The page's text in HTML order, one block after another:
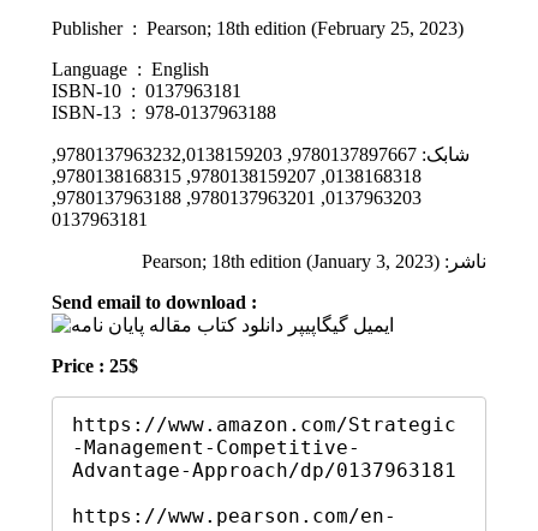
Publisher ‏ : ‎ Pearson; 18th edition (February 25, 2023)
Language ‏ : ‎ English
ISBN-10 ‏ : ‎ 0137963181
ISBN-13 ‏ : ‎ 978-0137963188
شابک: 9780137897667, 9780137963232,0138159203,
0138168318, 9780138159207, 9780138168315,
0137963203, 9780137963201, 9780137963188,
0137963181
ناشر: Pearson; 18th edition (January 3, 2023)
Send email to download :
Price : 25$
https://www.amazon.com/Strategic
-Management-Competitive-
Advantage-Approach/dp/0137963181
https://www.pearson.com/en-